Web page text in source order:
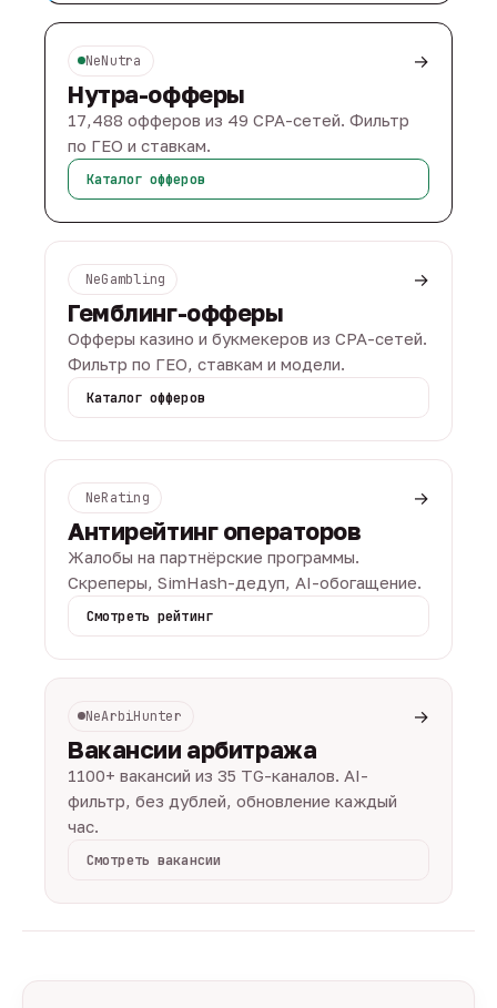
NeNutra →
Нутра-офферы
17,488 офферов из 49 CPA-сетей. Фильтр
по ГЕО и ставкам.
Каталог офферов
NeGambling →
Гемблинг-офферы
Офферы казино и букмекеров из CPA-сетей.
Фильтр по ГЕО, ставкам и модели.
Каталог офферов
NeRating →
Антирейтинг операторов
Жалобы на партнёрские программы.
Скреперы, SimHash-дедуп, AI-обогащение.
Смотреть рейтинг
NeArbiHunter →
Вакансии арбитража
1100+ вакансий из 35 TG-каналов. AI-
фильтр, без дублей, обновление каждый
час.
Смотреть вакансии